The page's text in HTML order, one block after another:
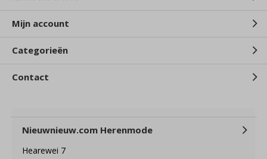
Mijn account
Categorieën
Contact
Nieuwnieuw.com Herenmode
Hearewei 7